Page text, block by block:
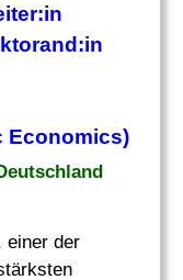
Economics)
einer der